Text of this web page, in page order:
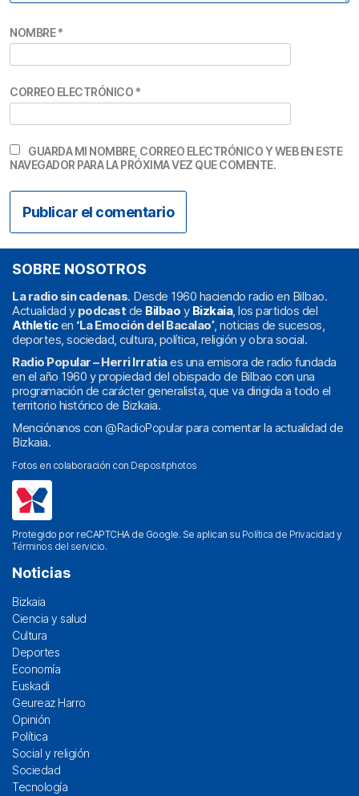
NOMBRE*
CORREO ELECTRÓNICO *
GUARDA MI NOMBRE, CORREO ELECTRÓNICO Y WEB EN ESTE
NAVEGADOR PARA LA PRÓXIMA VEZ QUE COMENTE.
SOBRE NOSOTROS
La radio sin cadenas. Desde 1960 haciendo radio en Bilbao.
Actualidad y podcast de Bilbao y Bizkaia, los partidos del
Athleticen ‘La Emoción del Bacalao’, noticias de sucesos,
deportes, sociedad, cultura, política, religión y obra social.
Radio Popular – Herri Irratiaes una emisora de radio fundada
en el año 1960 y propiedad del obispado de Bilbao con una
programación de carácter generalista, que va dirigida a todo el
territorio histórico de Bizkaia.
Menciónanos con @RadioPopularpara comentar la actualidad de
Bizkaia.
Fotos en colaboración con Depositphotos
Protegido por reCAPTCHA de Google. Se aplican su Política de Privacidad y
Términos del servicio.
Noticias
Bizkaia
Ciencia y salud
Cultura
Deportes
Economía
Euskadi
Geureaz Harro
Opinión
Política
Social y religión
Sociedad
Tecnología